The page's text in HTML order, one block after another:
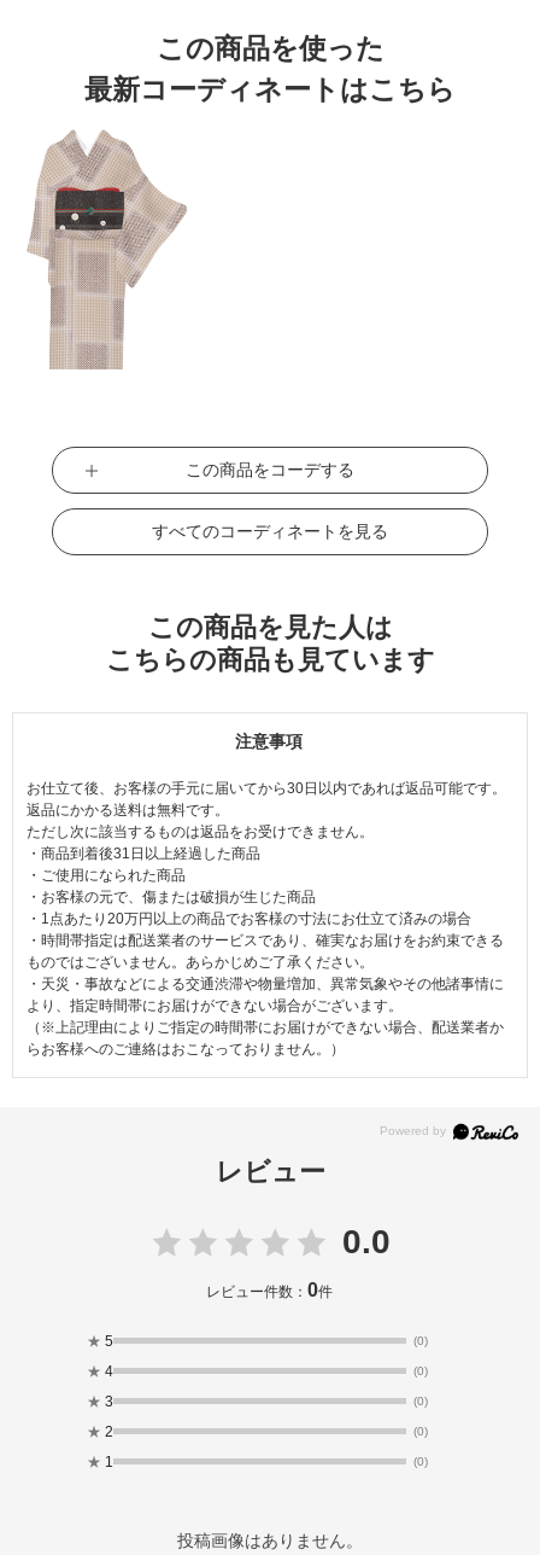
この商品を使った
最新コーディネートはこちら
この商品をコーデする
すべてのコーディネートを見る
この商品を見た人は
こちらの商品も見ています
注意事項
お仕立て後、お客様の手元に届いてから30日以内であれば返品可能です。
返品にかかる送料は無料です。
ただし次に該当するものは返品をお受けできません。
・商品到着後31日以上経過した商品
・ご使用になられた商品
・お客様の元で、傷または破損が生じた商品
・1点あたり20万円以上の商品でお客様の寸法にお仕立て済みの場合
・時間帯指定は配送業者のサービスであり、確実なお届けをお約束できる
ものではございません。あらかじめご了承ください。
・天災・事故などによる交通渋滞や物量増加、異常気象やその他諸事情に
より、指定時間帯にお届けができない場合がございます。
（※上記理由によりご指定の時間帯にお届けができない場合、配送業者か
らお客様へのご連絡はおこなっておりません。）
レビュー
0.0
レビュー件数：0件
★ 5 (0)
★ 4 (0)
★ 3 (0)
★ 2 (0)
★ 1 (0)
投稿画像はありません。